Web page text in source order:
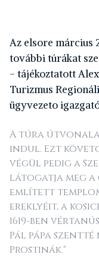
Az elsore március
további túrákat
- tájékoztatott
Turizmus
ügyvezeto
A túra útvonala
indul. Ezt
végül pedig a
látogatja meg a
említett
ereklyéit, a
1619-ben
Pál pápa
Prostinák."